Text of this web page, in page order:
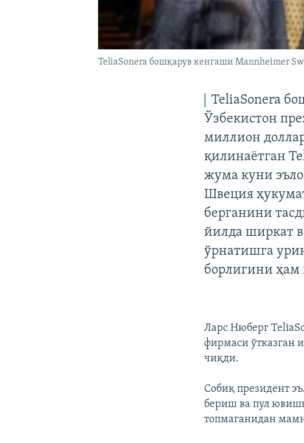
TeliaSonera бошқарув кенгаши Mannheimer
TeliaSonera
Ўзбекистон
миллион
қилинаётган
жума куни
Швеция
берганини
йилда ширкат
ўрнатишга
борлигини ҳам
Ларс Нюберг
фирмаси ўтказган
чиқди.
Собиқ президент
бериш ва пул
топмаганидан